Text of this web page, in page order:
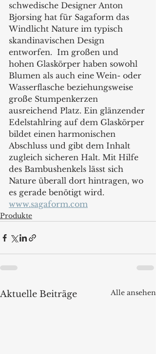
schwedische Designer Anton
Bjorsing hat für Sagaform das
Windlicht Nature im typisch
skandinavischen Design
entworfen.  Im großen und
hohen Glaskörper haben sowohl
Blumen als auch eine Wein- oder
Wasserflasche beziehungsweise
große Stumpenkerzen
ausreichend Platz. Ein glänzender
Edelstahlring auf dem Glaskörper
bildet einen harmonischen
Abschluss und gibt dem Inhalt
zugleich sicheren Halt. Mit Hilfe
des Bambushenkels lässt sich
Nature überall dort hintragen, wo
es gerade benötigt wird.
www.sagaform.com
Produkte
Aktuelle Beiträge Alle ansehen